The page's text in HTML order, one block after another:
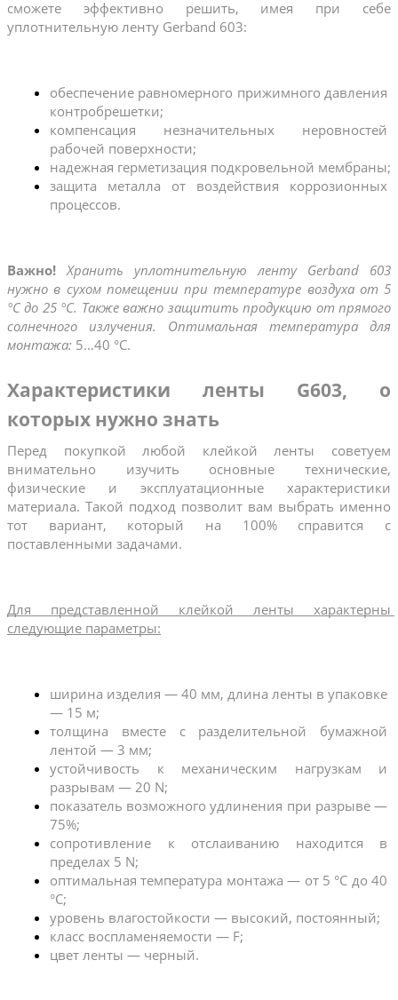
сможете эффективно решить, имея при себе
уплотнительную ленту Gerband 603:
обеспечение равномерного прижимного давления
контробрешетки;
компенсация незначительных неровностей
рабочей поверхности;
надежная герметизация подкровельной мембраны;
защита металла от воздействия коррозионных
процессов.
Важно! Хранить уплотнительную ленту Gerband 603
нужно в сухом помещении при температуре воздуха от 5
°C до 25 °C. Также важно защитить продукцию от прямого
солнечного излучения. Оптимальная температура для
монтажа: 5…40 °C.
Характеристики ленты G603, о
которых нужно знать
Перед покупкой любой клейкой ленты советуем
внимательно изучить основные технические,
физические и эксплуатационные характеристики
материала. Такой подход позволит вам выбрать именно
тот вариант, который на 100% справится с
поставленными задачами.
Для представленной клейкой ленты характерны
следующие параметры:
ширина изделия — 40 мм, длина ленты в упаковке
— 15 м;
толщина вместе с разделительной бумажной
лентой — 3 мм;
устойчивость к механическим нагрузкам и
разрывам — 20 N;
показатель возможного удлинения при разрыве —
75%;
сопротивление к отслаиванию находится в
пределах 5 N;
оптимальная температура монтажа — от 5 °C до 40
°C;
уровень влагостойкости — высокий, постоянный;
класс воспламеняемости — F;
цвет ленты — черный.